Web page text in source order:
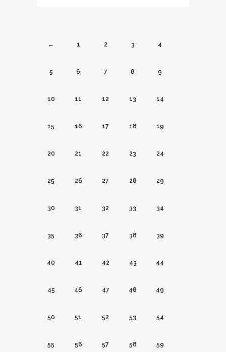
← 1 2 3 4
5 6 7 8 9
10 11 12 13 14
15 16 17 18 19
20 21 22 23 24
25 26 27 28 29
30 31 32 33 34
35 36 37 38 39
40 41 42 43 44
45 46 47 48 49
50 51 52 53 54
55 56 57 58 59